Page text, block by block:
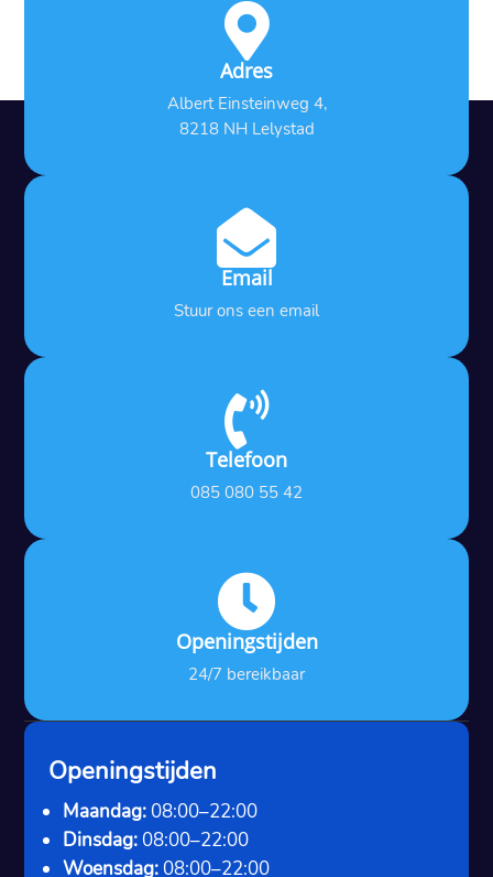

Adres
Albert Einsteinweg 4,
8218 NH Lelystad

Email
Stuur ons een email

Telefoon
085 080 55 42

Openingstijden
24/7 bereikbaar
Openingstijden
Maandag: 08:00–22:00
Dinsdag: 08:00–22:00
Woensdag: 08:00–22:00